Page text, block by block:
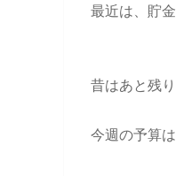
最近は、貯
昔はあと残り
今週の予算は